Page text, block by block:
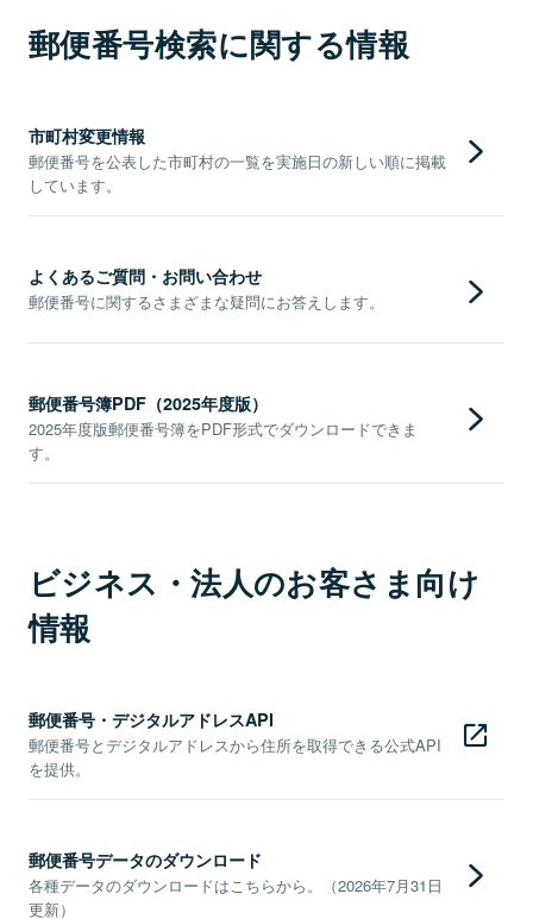
郵便番号検索に関する情報
市町村変更情報
郵便番号を公表した市町村の一覧を実施日の新しい順に掲載
しています。
よくあるご質問・お問い合わせ
郵便番号に関するさまざまな疑問にお答えします。
郵便番号簿PDF（2025年度版）
2025年度版郵便番号簿をPDF形式でダウンロードできま
す。
ビジネス・法人のお客さま向け
情報
郵便番号・デジタルアドレスAPI
郵便番号とデジタルアドレスから住所を取得できる公式API
を提供。
郵便番号データのダウンロード
各種データのダウンロードはこちらから。（2026年7月31日
更新）